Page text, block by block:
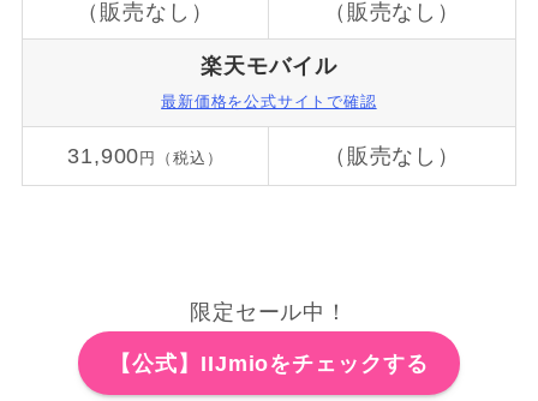
（販売なし） （販売なし）
楽天モバイル
最新価格を公式サイトで確認
31,900円（税込） （販売なし）
限定セール中！
【公式】IIJmioをチェックする